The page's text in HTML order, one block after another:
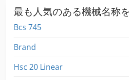
最も人気のある機械名称
Bcs 745
Brand
Hsc 20 Linear